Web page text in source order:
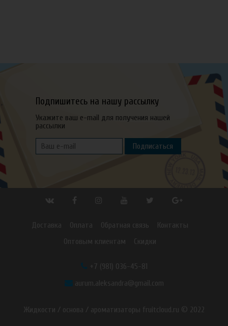
Подпишитесь на нашу рассылку
Укажите ваш e-mail для получения нашей
рассылки
Подписаться
Доставка Оплата Обратная связь
Контакты
Оптовым клиентам
Скидки
+7 (981) 036-45-81
aurum.aleksandra@gmail.com
Жидкости / основа / ароматизаторы fruitcloud.ru © 2022